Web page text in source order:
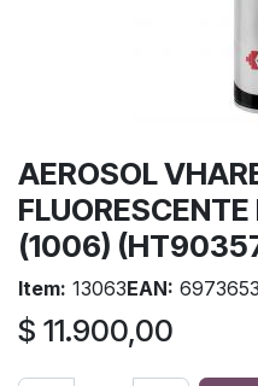
AEROSOL
(1006)
Item: 13063EAN:
$ 11.900,00